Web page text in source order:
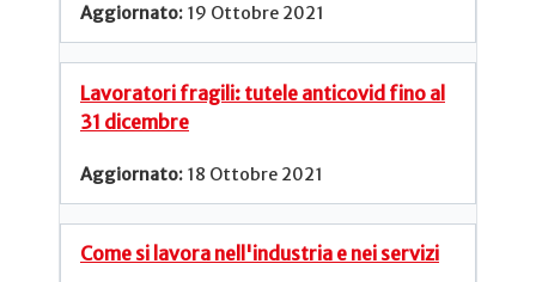
19 Ottobre 2021
Lavoratori fragili: tutele anticovid fino al
31 dicembre
18 Ottobre 2021
Come si lavora nell'industria e nei servizi